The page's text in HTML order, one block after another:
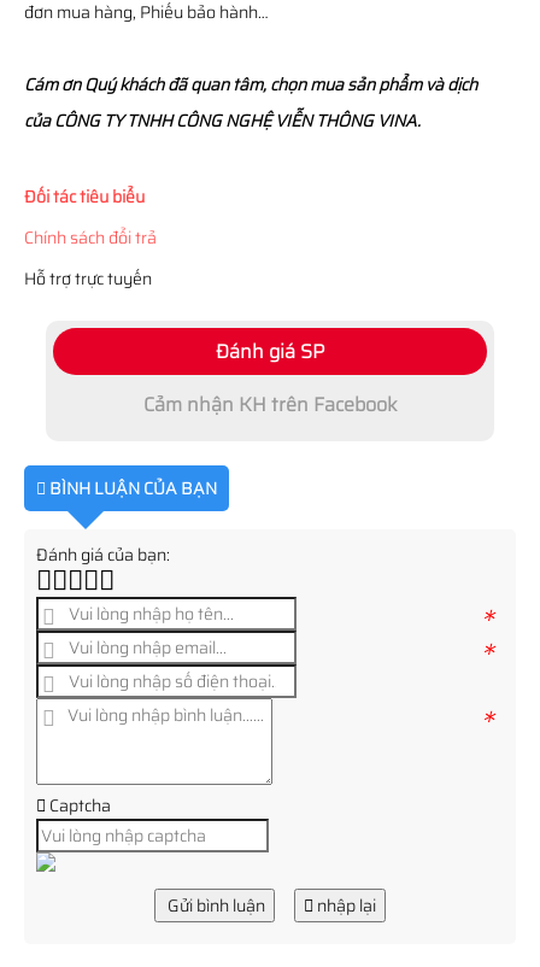
đơn mua hàng, Phiếu bảo hành…
Cám ơn Quý khách đã quan tâm, chọn mua sản phẩm và dịch
của CÔNG TY TNHH CÔNG NGHỆ VIỄN THÔNG VINA.
Đối tác tiêu biểu
Chính sách đổi trả
Hỗ trợ trực tuyến
Đánh giá SP
Cảm nhận KH trên Facebook
BÌNH LUẬN CỦA BẠN
Đánh giá của bạn:
*
*
*
Captcha
Gửi bình luận nhập lại